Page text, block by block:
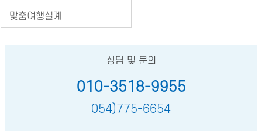
맞춤여행설계
상담 및 문의
010-3518-9955
054)775-6654